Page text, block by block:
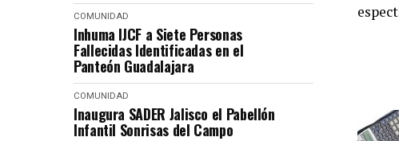
COMUNIDAD
Inhuma IJCF a Siete Personas
Fallecidas Identificadas en el
Panteón Guadalajara
COMUNIDAD
Inaugura SADER Jalisco el Pabellón
Infantil Sonrisas del Campo